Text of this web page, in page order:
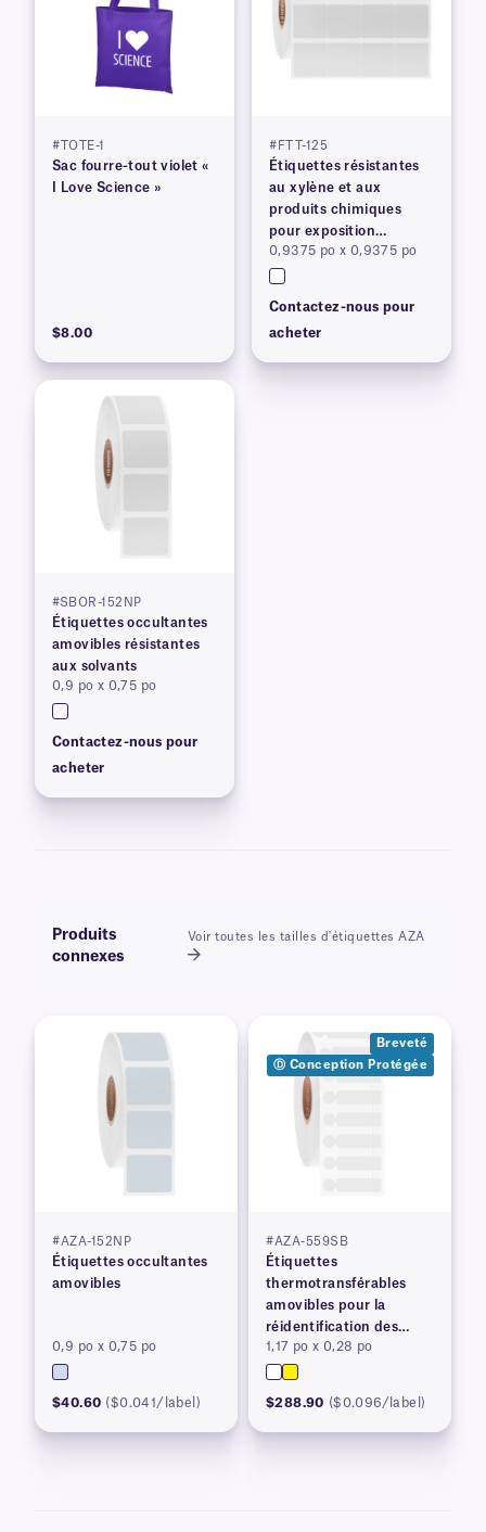
#TOTE-1
Sac fourre-tout violet «
I Love Science »
$8.00
#FTT-125
Étiquettes résistantes
au xylène et aux
produits chimiques
pour exposition
prolongée
0,9375 po x 0,9375 po
Contactez-nous pour
acheter
#SBOR-152NP
Étiquettes occultantes
amovibles résistantes
aux solvants
0,9 po x 0,75 po
Contactez-nous pour
acheter
Produits
connexes
Voir toutes les tailles d'étiquettes AZA
#AZA-152NP
Étiquettes occultantes
amovibles
0,9 po x 0,75 po
$40.60 ($0.041/label)
Breveté
Ⓓ Conception Protégée
#AZA-559SB
Étiquettes
thermotransférables
amovibles pour la
réidentification des
lames de microscope,
brevetées
1,17 po x 0,28 po
$288.90 ($0.096/label)